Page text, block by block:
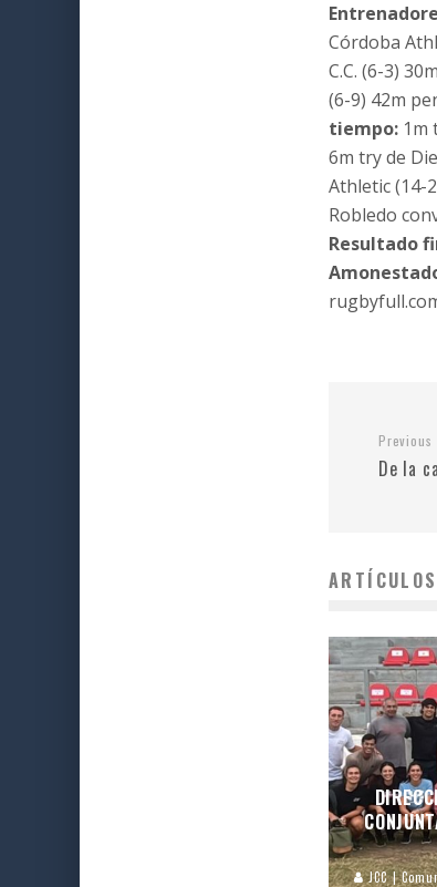
Córdoba
C.C. (6-3)
(6-9) 42m
tiempo: 1m
6m try de
Athletic (14-
Robledo
Resultado
Previous
De la
JCC |